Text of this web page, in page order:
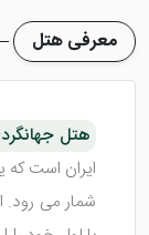
معرفی هتل
هتل
ایران است که